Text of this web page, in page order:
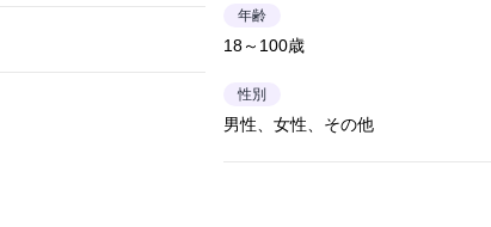
年齢
18～100歳
性別
男性、女性、その他